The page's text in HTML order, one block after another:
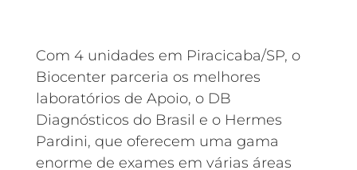
Com 4 unidades em Piracicaba/SP, o
Biocenter parceria os melhores
laboratórios de Apoio, o DB
Diagnósticos do Brasil e o Hermes
Pardini, que oferecem uma gama
enorme de exames em várias áreas